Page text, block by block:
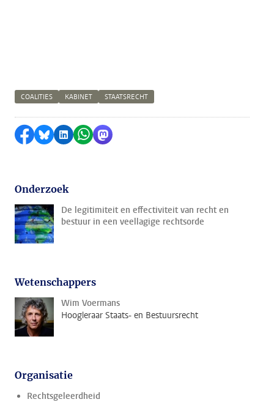
COALITIES KABINET STAATSRECHT
Delen op Facebook
Delen via Bluesky
Delen op LinkedIn
Delen via WhatsApp
Delen via Mastodon
Onderzoek
De legitimiteit en effectiviteit van recht en
bestuur in een veellagige rechtsorde
Wetenschappers
Wim Voermans
Hoogleraar Staats- en Bestuursrecht
Organisatie
Rechtsgeleerdheid